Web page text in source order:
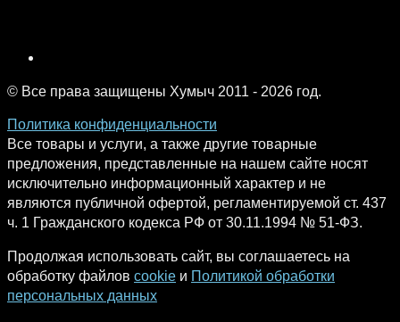
© Все права защищены Хумыч 2011 - 2026 год.
Политика конфиденциальности
Все товары и услуги, а также другие товарные
предложения, представленные на нашем сайте носят
исключительно информационный характер и не
являются публичной офертой, регламентируемой ст. 437
ч. 1 Гражданского кодекса РФ от 30.11.1994 № 51-ФЗ.
Продолжая использовать сайт, вы соглашаетесь на
обработку файлов cookie и Политикой обработки
персональных данных